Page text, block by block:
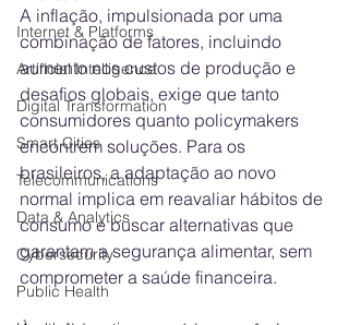
Internet & Platforms
Artificial Intelligence
Digital Transformation
Smart Cities
Telecommunications
Data & Analytics
Cybersecurity
Public Health
A inflação, impulsionada por uma
combinação de fatores, incluindo
aumento nos custos de produção e
desafios globais, exige que tanto
consumidores quanto policymakers
encontrem soluções. Para os
brasileiros, a adaptação ao novo
normal implica em reavaliar hábitos de
consumo e buscar alternativas que
garantam a segurança alimentar, sem
comprometer a saúde financeira.